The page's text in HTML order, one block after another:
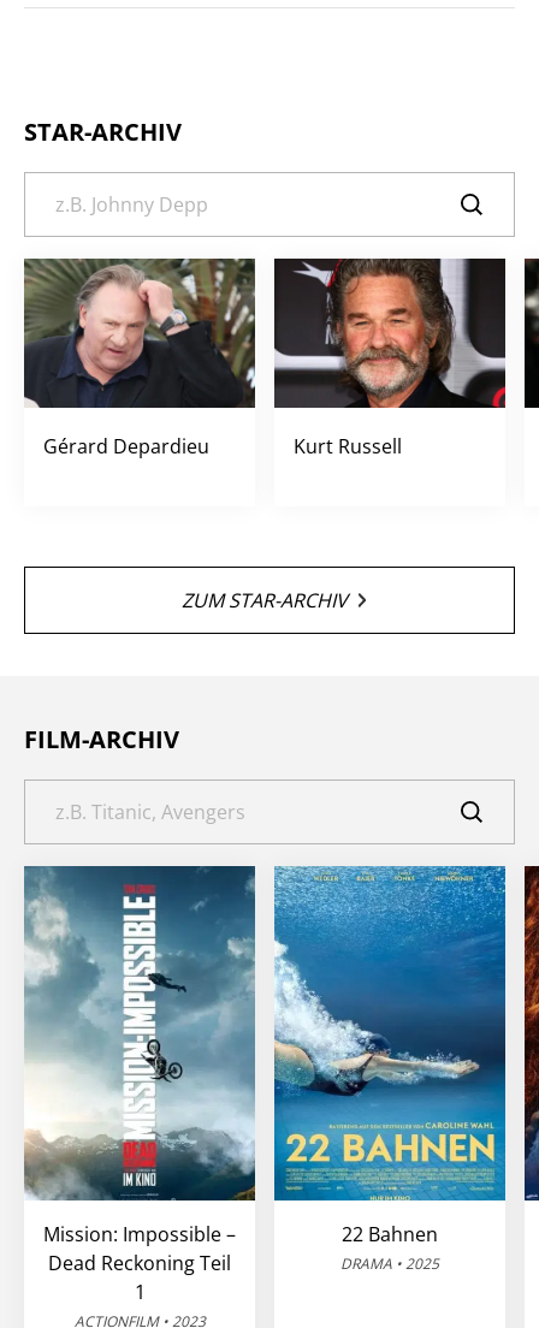
STAR-ARCHIV
Gérard Depardieu Kurt Russell
ZUM STAR-ARCHIV
FILM-ARCHIV
Mission: Impossible –
Dead Reckoning Teil
1
ACTIONFILM • 2023
22 Bahnen
DRAMA • 2025